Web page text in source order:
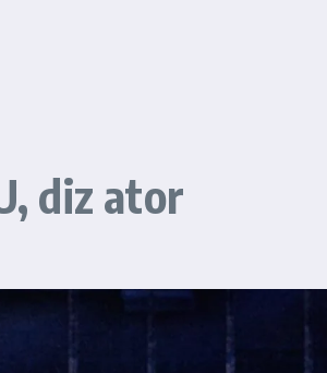
diz ator